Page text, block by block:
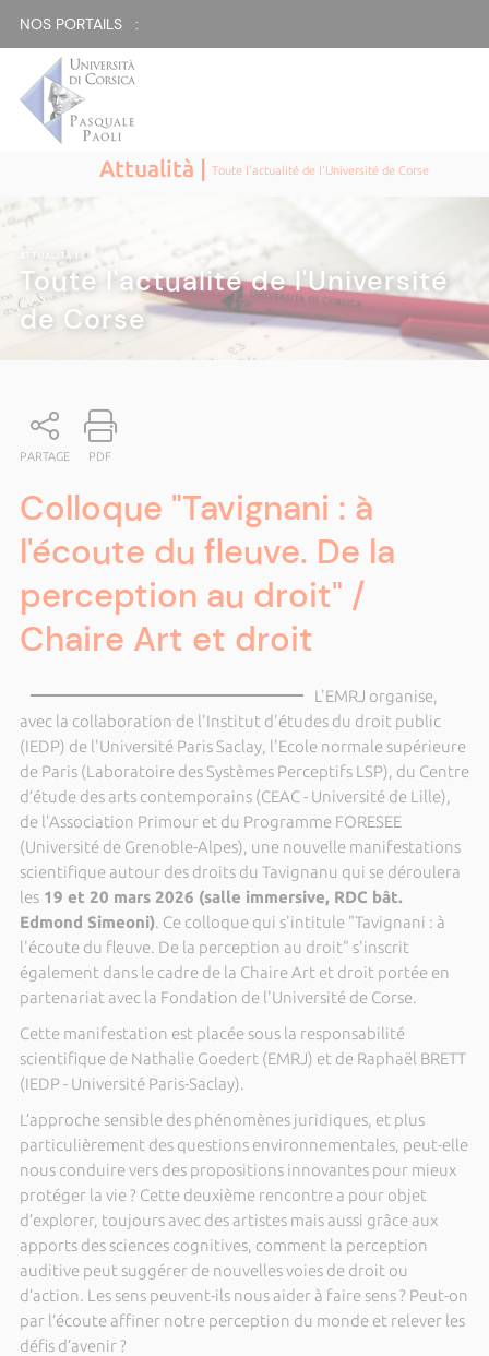
NOS PORTAILS :
Attualità |Toute l'actualité de l'Université de Corse
ATTUALITÀ|
Toute l'actualité de l'Université
de Corse
PARTAGE PDF
Colloque "Tavignani : à
l'écoute du fleuve. De la
perception au droit" /
Chaire Art et droit
L'EMRJ organise,
avec la collaboration de l'Institut d'études du droit public
(IEDP) de l'Université Paris Saclay, l'Ecole normale supérieure
de Paris (Laboratoire des Systèmes Perceptifs LSP), du Centre
d’étude des arts contemporains (CEAC - Université de Lille),
de l'Association Primour et du Programme FORESEE
(Université de Grenoble-Alpes), une nouvelle manifestations
scientifique autour des droits du Tavignanu qui se déroulera
les19 et 20 mars 2026 (salle immersive, RDC bât.
Edmond Simeoni). Ce colloque qui s'intitule "Tavignani : à
l'écoute du fleuve. De la perception au droit" s'inscrit
également dans le cadre de la Chaire Art et droit portée en
partenariat avec la Fondation de l'Université de Corse.
Cette manifestation est placée sous la responsabilité
scientifique de Nathalie Goedert (EMRJ) et de Raphaël BRETT
(IEDP - Université Paris-Saclay).
L’approche sensible des phénomènes juridiques, et plus
particulièrement des questions environnementales, peut-elle
nous conduire vers des propositions innovantes pour mieux
protéger la vie ? Cette deuxième rencontre a pour objet
d’explorer, toujours avec des artistes mais aussi grâce aux
apports des sciences cognitives, comment la perception
auditive peut suggérer de nouvelles voies de droit ou
d’action. Les sens peuvent-ils nous aider à faire sens ? Peut-on
par l’écoute affiner notre perception du monde et relever les
défis d’avenir ?